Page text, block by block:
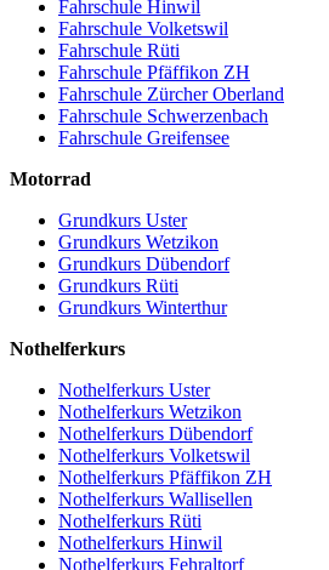
Fahrschule Hinwil
Fahrschule Volketswil
Fahrschule Rüti
Fahrschule Pfäffikon ZH
Fahrschule Zürcher Oberland
Fahrschule Schwerzenbach
Fahrschule Greifensee
Motorrad
Grundkurs Uster
Grundkurs Wetzikon
Grundkurs Dübendorf
Grundkurs Rüti
Grundkurs Winterthur
Nothelferkurs
Nothelferkurs Uster
Nothelferkurs Wetzikon
Nothelferkurs Dübendorf
Nothelferkurs Volketswil
Nothelferkurs Pfäffikon ZH
Nothelferkurs Wallisellen
Nothelferkurs Rüti
Nothelferkurs Hinwil
Nothelferkurs Fehraltorf